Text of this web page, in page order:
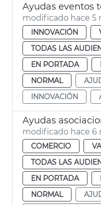
modificado hace 5
INNOVACIÓN
TODAS LAS
EN PORTADA
NORMAL
INNOVACIÓN
Ayudas
modificado hace 6
COMERCIO
TODAS LAS
EN PORTADA
NORMAL